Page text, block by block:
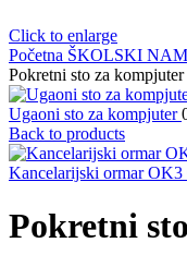
Click to enlarge
Početna ŠKOLSKI
Pokretni sto za kompjuter
Ugaoni sto za kompjuter
Back to products
Kancelarijski ormar OK3
Pokretni